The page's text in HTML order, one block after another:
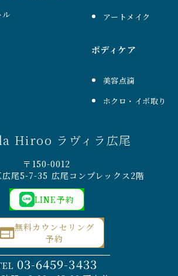
ル
アートメイク
ボディケア
美容点滴
ホクロ・イボ取り
Hiroo ラヴィラ広尾
〒150-0012
尾5-7-35 広尾コンプレックス2階
LINE予約
無料カウンセリング
予約
03-6459-3433